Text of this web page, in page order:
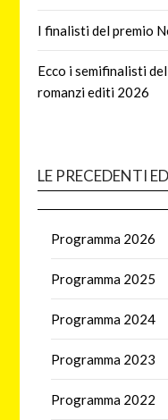
I finalisti del premio
Ecco i semifinalisti
romanzi editi 2026
LE PRECEDENTI
Programma 2026
Programma 2025
Programma 2024
Programma 2023
Programma 2022